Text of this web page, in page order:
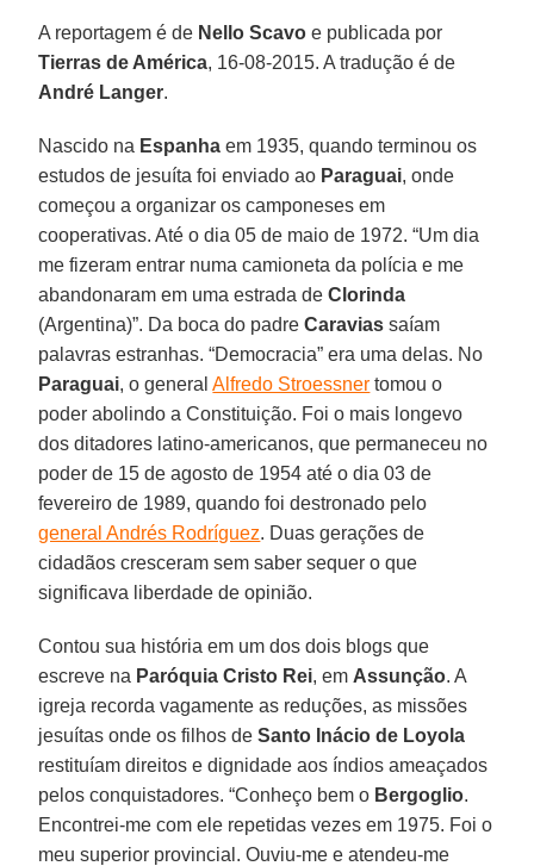
A reportagem é de Nello Scavo e publicada por
Tierras de América, 16-08-2015. A tradução é de
André Langer.
Nascido na Espanha em 1935, quando terminou os
estudos de jesuíta foi enviado ao Paraguai, onde
começou a organizar os camponeses em
cooperativas. Até o dia 05 de maio de 1972. “Um dia
me fizeram entrar numa camioneta da polícia e me
abandonaram em uma estrada deClorinda
(Argentina)”. Da boca do padreCaravias saíam
palavras estranhas. “Democracia” era uma delas. No
Paraguai, o generalAlfredo Stroessner tomou o
poder abolindo a Constituição. Foi o mais longevo
dos ditadores latino-americanos, que permaneceu no
poder de 15 de agosto de 1954 até o dia 03 de
fevereiro de 1989, quando foi destronado pelo
general Andrés Rodríguez. Duas gerações de
cidadãos cresceram sem saber sequer o que
significava liberdade de opinião.
Contou sua história em um dos dois blogs que
escreve na Paróquia Cristo Rei, em Assunção. A
igreja recorda vagamente as reduções, as missões
jesuítas onde os filhos deSanto Inácio de Loyola
restituíam direitos e dignidade aos índios ameaçados
pelos conquistadores. “Conheço bem o Bergoglio.
Encontrei-me com ele repetidas vezes em 1975. Foi o
meu superior provincial. Ouviu-me e atendeu-me